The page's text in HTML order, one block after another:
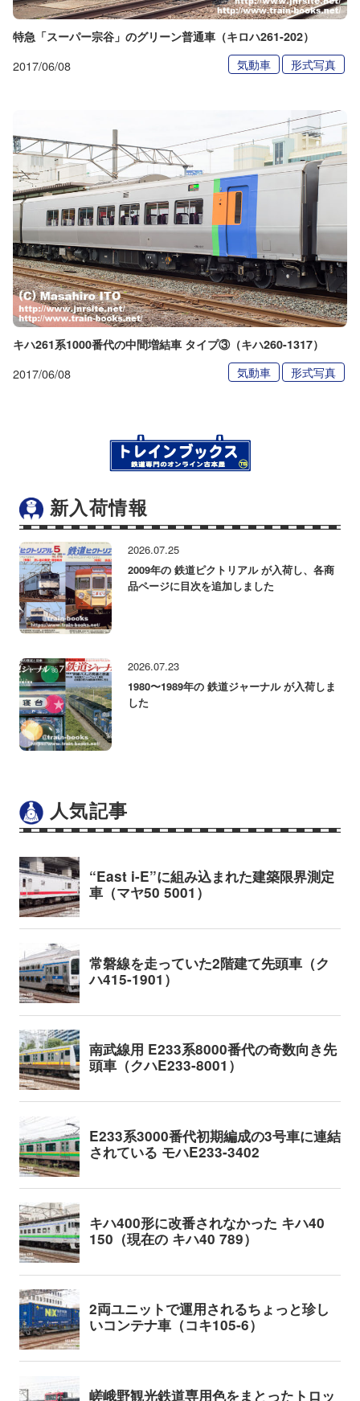
特急「スーパー宗谷」のグリーン普通車（キロハ261-202）
2017/06/08 気動車 形式写真
キハ261系1000番代の中間増結車 タイプ③（キハ260-1317）
2017/06/08 気動車 形式写真
新入荷情報
2026.07.25
2009年の 鉄道ピクトリアル が入荷し、各商
品ページに目次を追加しました
2026.07.23
1980〜1989年の 鉄道ジャーナル が入荷しま
した
人気記事